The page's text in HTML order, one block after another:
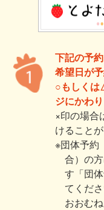
下記の予
希望日が
○もしくは
ジにかわり
×印の場合
けること
※団体予約
合）の
す「団
てくださ
おおむ